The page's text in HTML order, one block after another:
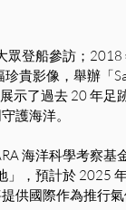
登船參訪；
貴影像，舉辦「
示了過去 20 年
護海洋。
海洋科學考察
，預計於 2025
供國際作為推行氣